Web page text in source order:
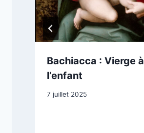
Bachiacca : Vierge à
l’enfant
7 juillet 2025